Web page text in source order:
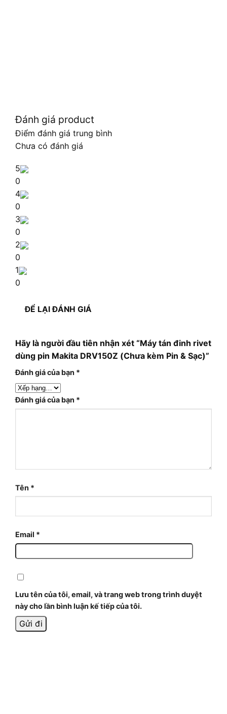
Đánh giá product
Điểm đánh giá trung bình
Chưa có đánh giá
5
0
4
0
3
0
2
0
1
0
ĐỂ LẠI ĐÁNH GIÁ
Hãy là người đầu tiên nhận xét “Máy tán đinh rivet
dùng pin Makita DRV150Z (Chưa kèm Pin & Sạc)”
Đánh giá của bạn *
Đánh giá của bạn *
Tên *
Email *
Lưu tên của tôi, email, và trang web trong trình duyệt
này cho lần bình luận kế tiếp của tôi.